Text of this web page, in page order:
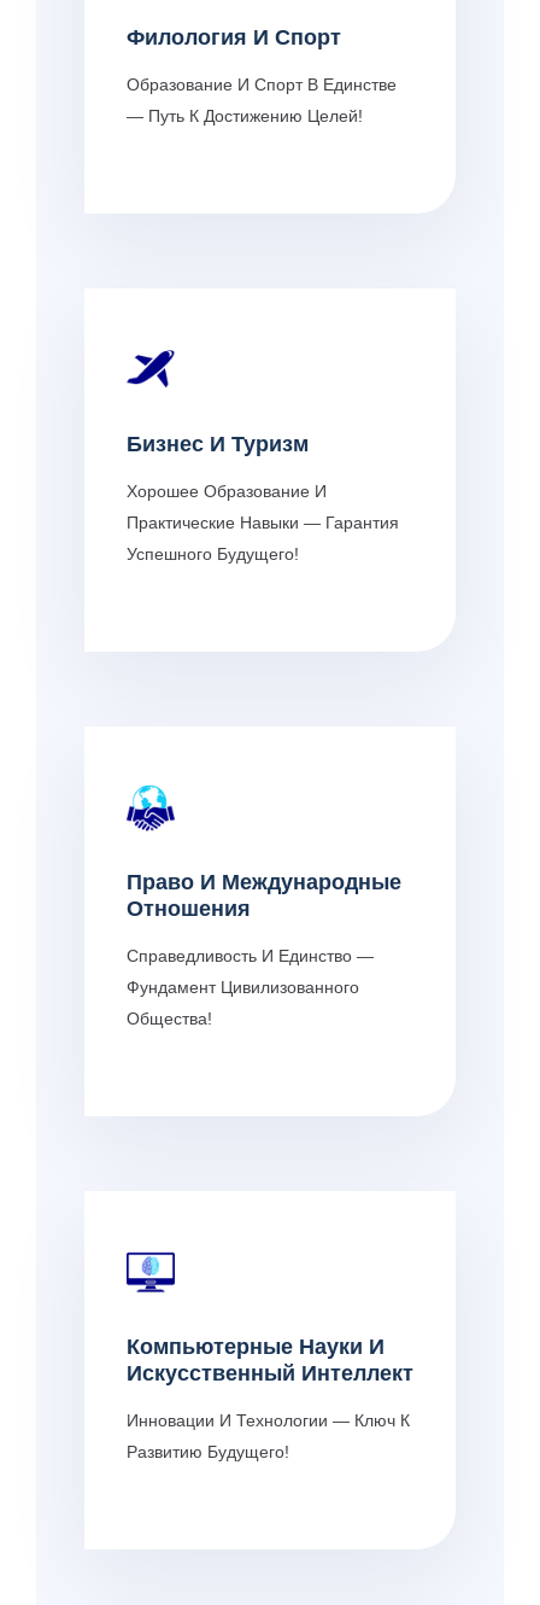
Филология И Спорт
Образование И Спорт В Единстве
— Путь К Достижению Целей!
Бизнес И Туризм
Хорошее Образование И
Практические Навыки — Гарантия
Успешного Будущего!
Право И Международные
Отношения
Справедливость И Единство —
Фундамент Цивилизованного
Общества!
Компьютерные Науки И
Искусственный Интеллект
Инновации И Технологии — Ключ К
Развитию Будущего!